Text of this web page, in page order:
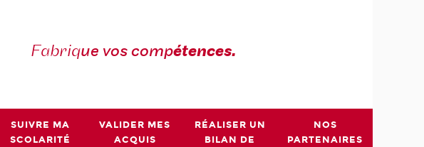
Fabrique vos compétences.
SUIVRE MA
SCOLARITÉ
VALIDER MES
ACQUIS
RÉALISER UN
BILAN DE
NOS
PARTENAIRES